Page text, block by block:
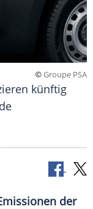
©Groupe PSA
künftig
der